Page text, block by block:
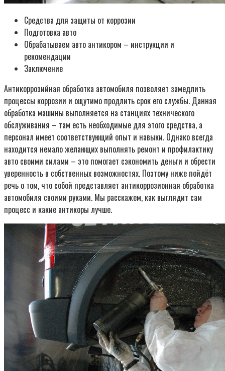
Средства для защиты от коррозии
Подготовка авто
Обрабатываем авто антикором – инструкции и
рекомендации
Заключение
Антикоррозийная обработка автомобиля позволяет замедлить
процессы коррозии и ощутимо продлить срок его службы. Данная
обработка машины выполняется на станциях технического
обслуживания – там есть необходимые для этого средства, а
персонал имеет соответствующий опыт и навыки. Однако всегда
находится немало желающих выполнять ремонт и профилактику
авто своими силами – это помогает сэкономить деньги и обрести
уверенность в собственных возможностях. Поэтому ниже пойдёт
речь о том, что собой представляет антикоррозионная обработка
автомобиля своими руками. Мы расскажем, как выглядит сам
процесс и какие антикоры лучше.